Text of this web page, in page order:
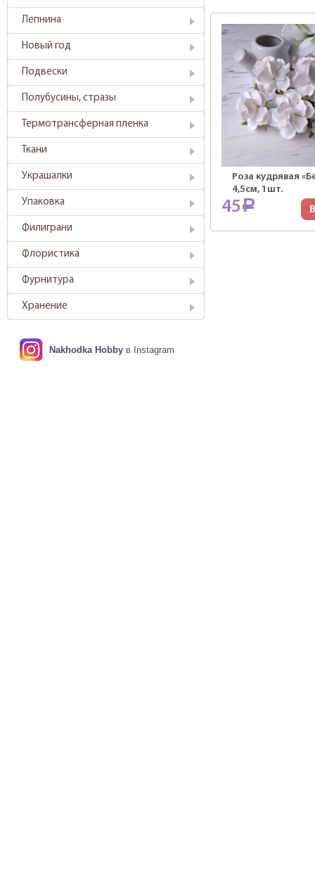
Лепнина
Новый год
Подвески
Полубусины, стразы
Термотрансферная пленка
Ткани
Украшалки
Упаковка
Филиграни
Флористика
Фурнитура
Хранение
Nakhodka Hobby в Instagram
Роза кудрявая
4,5см, 1шт.
45Р